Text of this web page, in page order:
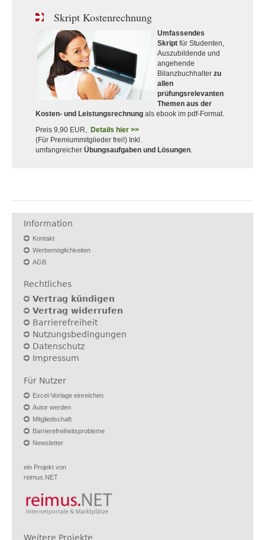
Skript Kostenrechnung
Umfassendes
Skript für Studenten,
Auszubildende und
angehende
Bilanzbuchhalter zu
allen
prüfungsrelevanten
Themen aus der
Kosten- und Leistungsrechnung als ebook im pdf-Format.
Preis 9,90 EUR, Details hier >>
(Für Premiummitglieder frei!) Inkl.
umfangreicher Übungsaufgaben und Lösungen.
Information
Kontakt
Werbemöglichkeiten
AGB
Rechtliches
Vertrag kündigen
Vertrag widerrufen
Barrierefreiheit
Nutzungsbedingungen
Datenschutz
Impressum
Für Nutzer
Excel-Vorlage einreichen
Autor werden
Mitgliedschaft
Barrierefreiheitsprobleme
Newsletter
ein Projekt von
reimus.NET
Weitere Projekte